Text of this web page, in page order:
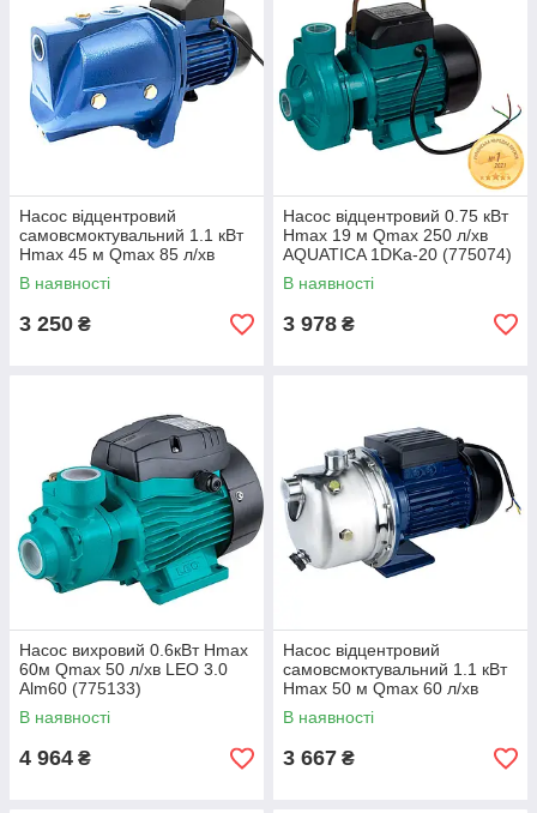
Насос відцентровий
самовсмоктувальний 1.1 кВт
Hmax 45 м Qmax 85 л/хв
WETRON JSW15M (775035)
В наявності
3 250 ₴
Насос відцентровий 0.75 кВт
Hmax 19 м Qmax 250 л/хв
AQUATICA 1DKa-20 (775074)
В наявності
3 978 ₴
Насос вихровий 0.6кВт Hmax
60м Qmax 50 л/хв LEO 3.0
Alm60 (775133)
В наявності
4 964 ₴
Насос відцентровий
самовсмоктувальний 1.1 кВт
Hmax 50 м Qmax 60 л/хв
неірж WETRON JETS80
(775054)
В наявності
3 667 ₴